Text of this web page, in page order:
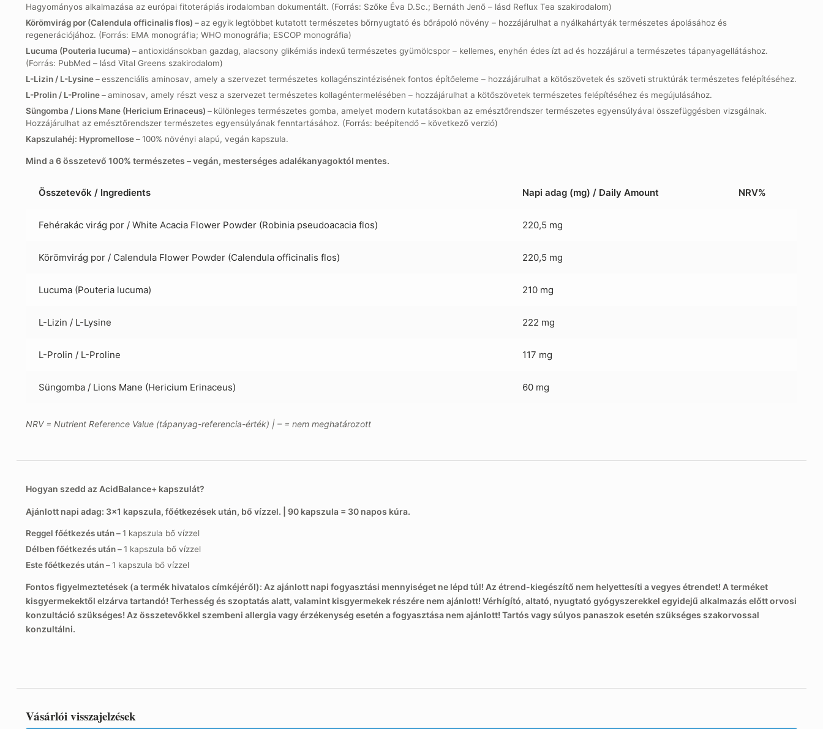
Hagyományos alkalmazása az európai fitoterápiás irodalomban dokumentált. (Forrás: Szőke Éva D.Sc.; Bernáth Jenő – lásd Reflux Tea szakirodalom)
Körömvirág por (Calendula officinalis flos) –az egyik legtöbbet kutatott természetes bőrnyugtató és bőrápoló növény – hozzájárulhat a nyálkahártyák természetes ápolásához és
regenerációjához. (Forrás: EMA monográfia; WHO monográfia; ESCOP monográfia)
Lucuma (Pouteria lucuma) –antioxidánsokban gazdag, alacsony glikémiás indexű természetes gyümölcspor – kellemes, enyhén édes ízt ad és hozzájárul a természetes tápanyagellátáshoz.
(Forrás: PubMed – lásd Vital Greens szakirodalom)
L-Lizin / L-Lysine –esszenciális aminosav, amely a szervezet természetes kollagénszintézisének fontos építőeleme – hozzájárulhat a kötőszövetek és szöveti struktúrák természetes felépítéséhez.
L-Prolin / L-Proline –aminosav, amely részt vesz a szervezet természetes kollagéntermelésében – hozzájárulhat a kötőszövetek természetes felépítéséhez és megújulásához.
Süngomba / Lions Mane (Hericium Erinaceus) – különleges természetes gomba, amelyet modern kutatásokban az emésztőrendszer természetes egyensúlyával összefüggésben vizsgálnak.
Hozzájárulhat az emésztőrendszer természetes egyensúlyának fenntartásához. (Forrás: beépítendő – következő verzió)
Kapszulahéj: Hypromellose –100% növényi alapú, vegán kapszula.
Mind a 6 összetevő 100% természetes – vegán, mesterséges adalékanyagoktól mentes.
Összetevők / Ingredients Napi adag (mg) / Daily Amount NRV%
Fehérakác virág por / White Acacia Flower Powder (Robinia pseudoacacia flos) 220,5 mg
Körömvirág por / Calendula Flower Powder (Calendula officinalis flos) 220,5 mg
Lucuma (Pouteria lucuma) 210 mg
L-Lizin / L-Lysine 222 mg
L-Prolin / L-Proline 117 mg
Süngomba / Lions Mane (Hericium Erinaceus) 60 mg
NRV = Nutrient Reference Value (tápanyag-referencia-érték) | – = nem meghatározott
Hogyan szedd az AcidBalance+ kapszulát?
Ajánlott napi adag: 3×1 kapszula, főétkezések után, bő vízzel. | 90 kapszula = 30 napos kúra.
Reggel főétkezés után –1 kapszula bő vízzel
Délben főétkezés után –1 kapszula bő vízzel
Este főétkezés után –1 kapszula bő vízzel
Fontos figyelmeztetések (a termék hivatalos címkéjéről): Az ajánlott napi fogyasztási mennyiséget ne lépd túl! Az étrend-kiegészítő nem helyettesíti a vegyes étrendet! A terméket
kisgyermekektől elzárva tartandó! Terhesség és szoptatás alatt, valamint kisgyermekek részére nem ajánlott! Vérhígító, altató, nyugtató gyógyszerekkel egyidejű alkalmazás előtt orvosi
konzultáció szükséges! Az összetevőkkel szembeni allergia vagy érzékenység esetén a fogyasztása nem ajánlott! Tartós vagy súlyos panaszok esetén szükséges szakorvossal
konzultálni.
Vásárlói visszajelzések